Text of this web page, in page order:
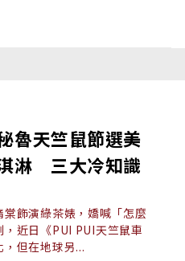
魯天竺鼠節選美
淋 三大冷知識
飾演綠茶婊，嬌喊「怎麼
近日《PUI PUI天竺鼠車
但在地球另...